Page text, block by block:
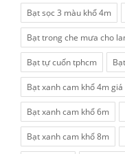
Bạt sọc 3 màu khổ 4m
Bạt trong che mưa cho
Bạt tự cuốn tphcm
Bạt xanh cam khổ 4m
Bạt xanh cam khổ 6m
Bạt xanh cam khổ 8m